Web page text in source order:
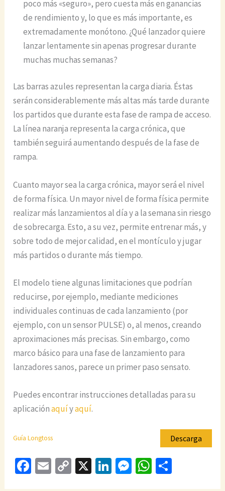
poco más «seguro», pero cuesta más en ganancias
de rendimiento y, lo que es más importante, es
extremadamente monótono. ¿Qué lanzador quiere
lanzar lentamente sin apenas progresar durante
muchas muchas semanas?
Las barras azules representan la carga diaria. Éstas
serán considerablemente más altas más tarde durante
los partidos que durante esta fase de rampa de acceso.
La línea naranja representa la carga crónica, que
también seguirá aumentando después de la fase de
rampa.
Cuanto mayor sea la carga crónica, mayor será el nivel
de forma física. Un mayor nivel de forma física permite
realizar más lanzamientos al día y a la semana sin riesgo
de sobrecarga. Esto, a su vez, permite entrenar más, y
sobre todo de mejor calidad, en el montículo y jugar
más partidos o durante más tiempo.
El modelo tiene algunas limitaciones que podrían
reducirse, por ejemplo, mediante mediciones
individuales continuas de cada lanzamiento (por
ejemplo, con un sensor PULSE) o, al menos, creando
aproximaciones más precisas. Sin embargo, como
marco básico para una fase de lanzamiento para
lanzadores sanos, parece un primer paso sensato.
Puedes encontrar instrucciones detalladas para su
aplicaciónaquíyaquí.
Guía Longtoss Descarga
Fa E
C
X
Li M W